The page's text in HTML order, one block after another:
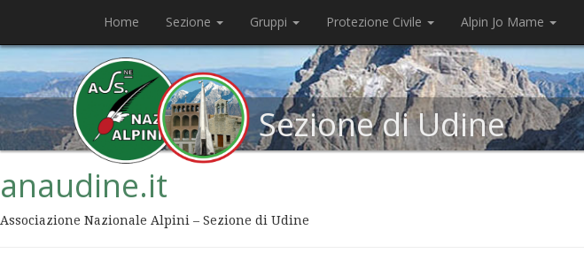
Home Sezione Gruppi Protezione Civile Alpin Jo Mame
Sezione di Udine
anaudine.it
Associazione Nazionale Alpini – Sezione di Udine